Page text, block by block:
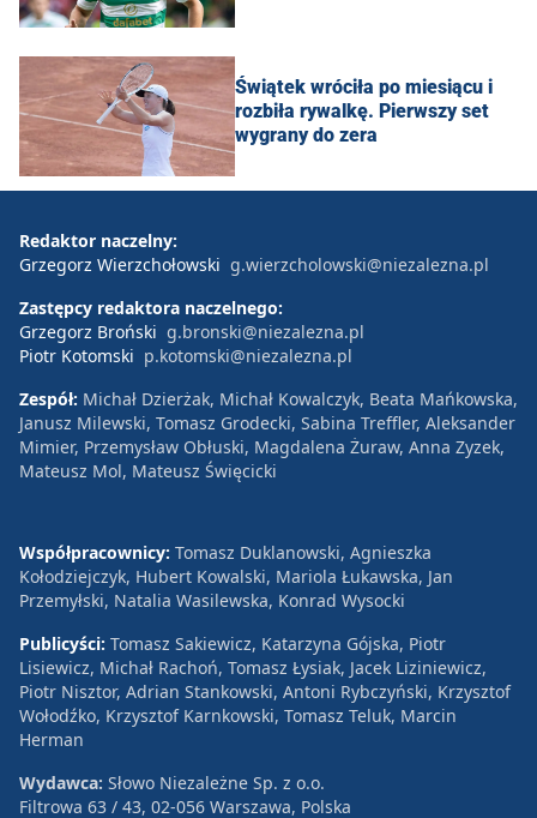
Świątek wróciła po miesiącu i
rozbiła rywalkę. Pierwszy set
wygrany do zera
Redaktor naczelny:
Grzegorz Wierzchołowski g.wierzcholowski@niezalezna.pl
Zastępcy redaktora naczelnego:
Grzegorz Broński g.bronski@niezalezna.pl
Piotr Kotomski p.kotomski@niezalezna.pl
Zespół: Michał Dzierżak, Michał Kowalczyk, Beata Mańkowska,
Janusz Milewski, Tomasz Grodecki, Sabina Treffler, Aleksander
Mimier, Przemysław Obłuski, Magdalena Żuraw, Anna Zyzek,
Mateusz Mol, Mateusz Święcicki
Współpracownicy: Tomasz Duklanowski, Agnieszka
Kołodziejczyk, Hubert Kowalski, Mariola Łukawska, Jan
Przemyłski, Natalia Wasilewska, Konrad Wysocki
Publicyści: Tomasz Sakiewicz, Katarzyna Gójska, Piotr
Lisiewicz, Michał Rachoń, Tomasz Łysiak, Jacek Liziniewicz,
Piotr Nisztor, Adrian Stankowski, Antoni Rybczyński, Krzysztof
Wołodźko, Krzysztof Karnkowski, Tomasz Teluk, Marcin
Herman
Wydawca: Słowo Niezależne Sp. z o.o.
Filtrowa 63 / 43, 02-056 Warszawa, Polska